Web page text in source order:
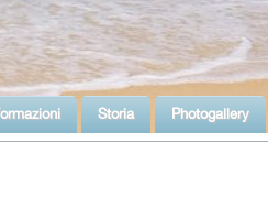
Storia Photogallery